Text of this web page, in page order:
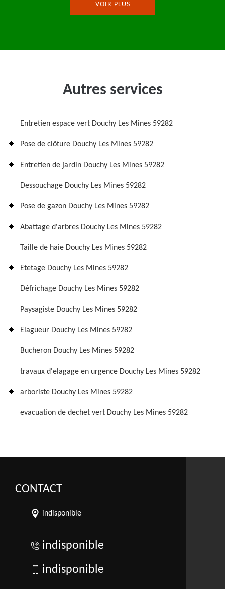
VOIR PLUS
Autres services
Entretien espace vert Douchy Les Mines 59282
Pose de clôture Douchy Les Mines 59282
Entretien de jardin Douchy Les Mines 59282
Dessouchage Douchy Les Mines 59282
Pose de gazon Douchy Les Mines 59282
Abattage d'arbres Douchy Les Mines 59282
Taille de haie Douchy Les Mines 59282
Etetage Douchy Les Mines 59282
Défrichage Douchy Les Mines 59282
Paysagiste Douchy Les Mines 59282
Elagueur Douchy Les Mines 59282
Bucheron Douchy Les Mines 59282
travaux d'elagage en urgence Douchy Les Mines 59282
arboriste Douchy Les Mines 59282
evacuation de dechet vert Douchy Les Mines 59282
CONTACT
indisponible
indisponible
indisponible